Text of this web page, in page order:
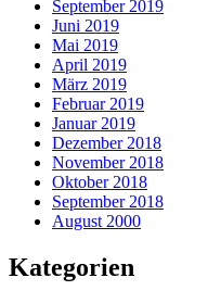
September 2019
Juni 2019
Mai 2019
April 2019
März 2019
Februar 2019
Januar 2019
Dezember 2018
November 2018
Oktober 2018
September 2018
August 2000
Kategorien